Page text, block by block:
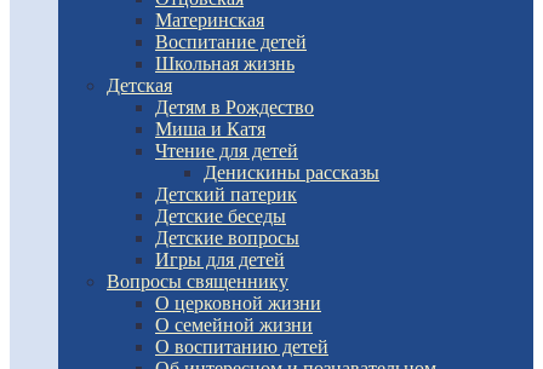
Материнская
Воспитание детей
Школьная жизнь
Детская
Детям в Рождество
Миша и Катя
Чтение для детей
Денискины рассказы
Детский патерик
Детские беседы
Детские вопросы
Игры для детей
Вопросы священнику
О церковной жизни
О семейной жизни
О воспитанию детей